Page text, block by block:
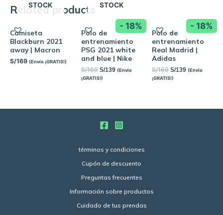
Related products
STOCK
Camiseta
Blackburn 2021
away | Macron
S/169 (Envío ¡GRATIS!)
- 18%
STOCK
Polo de
entrenamiento
PSG 2021 white
and blue | Nike
S/169 S/139 (Envío
¡GRATIS!)
- 18%
Polo de
entrenamiento
Real Madrid |
Adidas
S/169 S/139 (Envío
¡GRATIS!)
términos y condiciones
Cupón de descuento
Preguntas frecuentes
Información sobre productos
Cuidado de tus prendas